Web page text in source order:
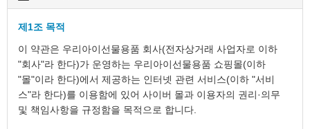
제1조 목적
이 약관은 우리아이선물용품 회사(전자상거래 사업자로 이하
"회사"라 한다)가 운영하는 우리아이선물용품 쇼핑몰(이하
"몰"이라 한다)에서 제공하는 인터넷 관련 서비스(이하 "서비
스"라 한다)를 이용함에 있어 사이버 몰과 이용자의 권리·의무
및 책임사항을 규정함을 목적으로 합니다.